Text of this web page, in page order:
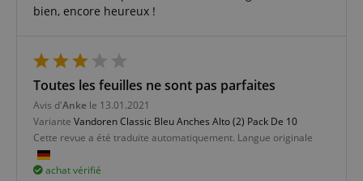
bien, encore heureux !
Toutes les feuilles ne sont pas parfaites
Avis d'Anke le 13.01.2021
Variante Vandoren Classic Bleu Anches Alto (2) Pack De 10
Cette revue a été traduite automatiquement. Langue originale
achat vérifié
sid_key
www.kirstein.fr
CrossDomainCookieScriptConsent_389
script.com
FPGSID
Google
Politique de confidentialité de
Google